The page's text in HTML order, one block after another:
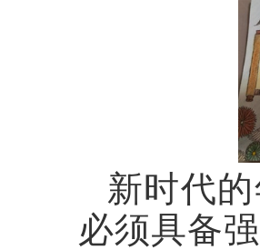
新时代
必须具备